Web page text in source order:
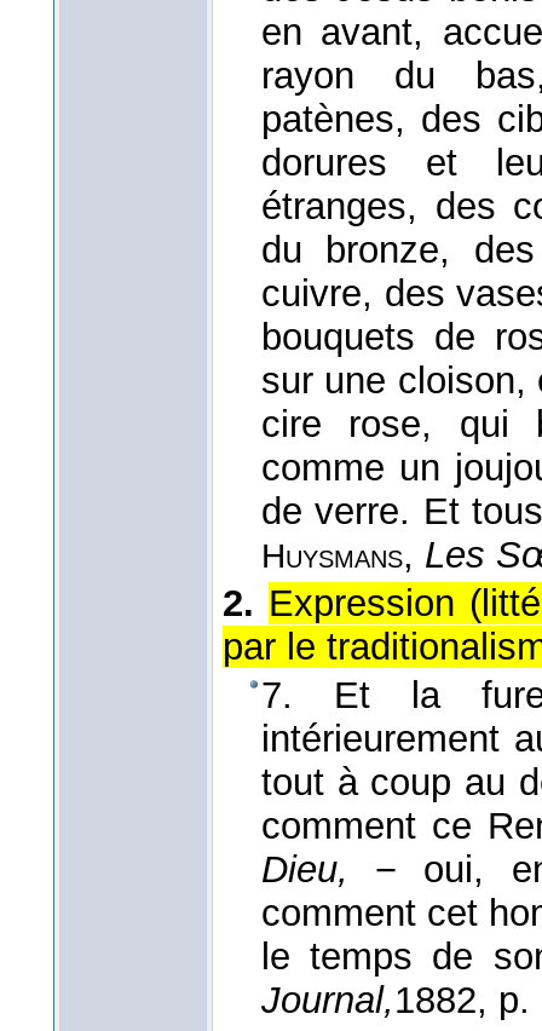
en avant,
rayon du
patènes, des
dorures et
étranges, des
du bronze,
cuivre, des
bouquets de
sur une cloison,
cire rose, qui
comme un
de verre. Et
Huysmans, Les
2. Expression
par le
7. Et la
intérieurement
tout à coup au
comment ce
Dieu,
− oui,
comment cet
le temps de
Journal,1882, p.